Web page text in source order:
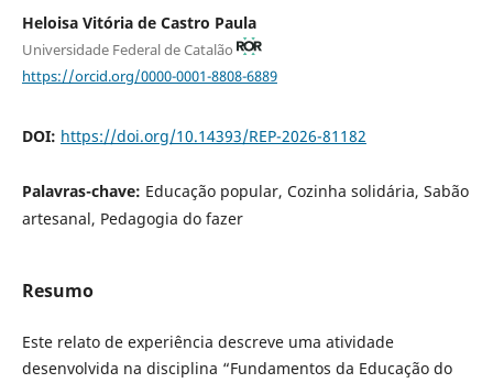
Heloisa Vitória de Castro Paula
Universidade Federal de Catalão
https://orcid.org/0000-0001-8808-6889
DOI: https://doi.org/10.14393/REP-2026-81182
Palavras-chave: Educação popular, Cozinha solidária, Sabão
artesanal, Pedagogia do fazer
Resumo
Este relato de experiência descreve uma atividade
desenvolvida na disciplina “Fundamentos da Educação do